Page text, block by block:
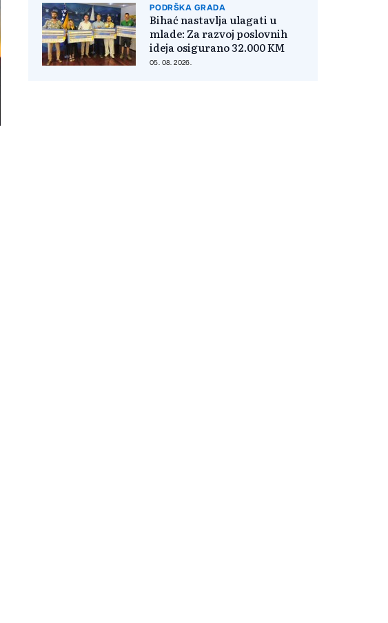
PODRŠKA GRADA
Bihać nastavlja ulagati u
mlade: Za razvoj poslovnih
ideja osigurano 32.000 KM
05. 08. 2026.